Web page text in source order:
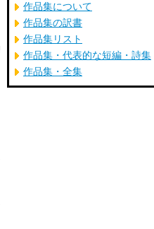
作品集について
作品集の訳書
作品集リスト
作品集・代表的な短編・詩集
作品集・全集